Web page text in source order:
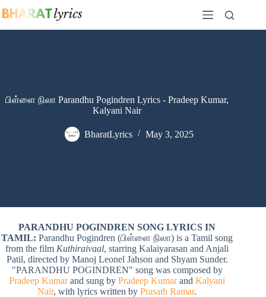
to
பிள்ளை நிலா Parandhu Pogindren Lyrics - Pradeep Kumar,
Kalyani Nair
BharatLyrics May 3, 2025
PARANDHU POGINDREN SONG LYRICS IN
TAMIL: Parandhu Pogindren (பிள்ளை நிலா) is a Tamil song
from the film Kuthiraivaal, starring Kalaiyarasan and Anjali
Patil, directed by Manoj Leonel Jahson and Shyam Sunder.
"PARANDHU POGINDREN" song was composed by
Pradeep Kumarand sung byPradeep KumarandKalyani
Nair, with lyrics written byPrasath Ramar.